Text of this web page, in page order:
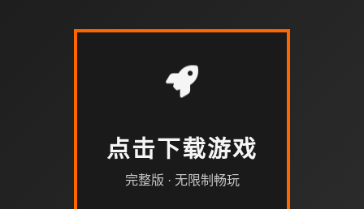
点击下载游戏
完整版 · 无限制畅玩